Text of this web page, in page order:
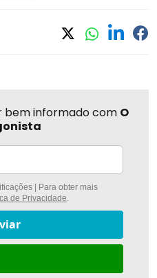
bem informado com O
| Para obter mais
de Privacidade.